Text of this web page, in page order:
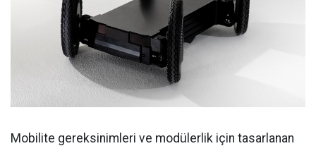
Mobilite gereksinimleri ve modülerlik için tasarlanan